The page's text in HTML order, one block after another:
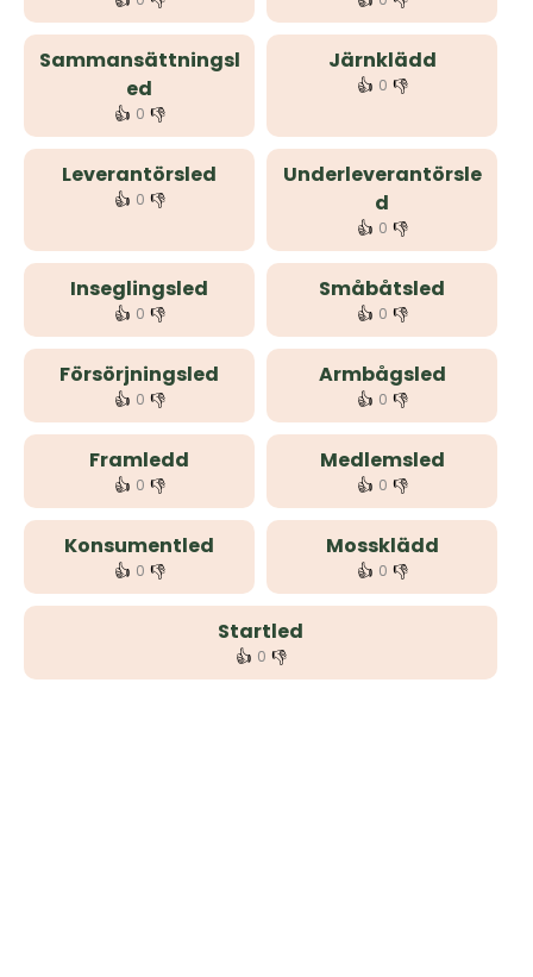
Sammansättningsl
ed
👍 0 👎
Järnklädd
👍 0 👎
Leverantörsled
👍 0 👎
Underleverantörsle
d
👍 0 👎
Inseglingsled
👍 0 👎
Småbåtsled
👍 0 👎
Försörjningsled
👍 0 👎
Armbågsled
👍 0 👎
Framledd
👍 0 👎
Medlemsled
👍 0 👎
Konsumentled
👍 0 👎
Mossklädd
👍 0 👎
Startled
👍 0 👎